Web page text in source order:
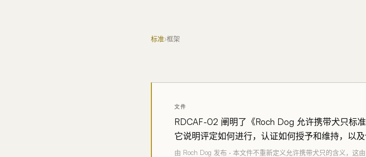
标准›框架
文件
RDCAF-02 阐明了《Roch Dog 允许携带犬只标
它说明评定如何进行，认证如何授予和维持，以及
由 Roch Dog 发布 · 本文件不重新定义允许携带犬只的含义，